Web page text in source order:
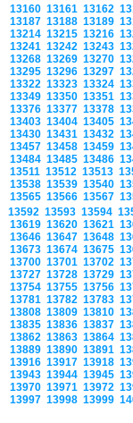
13160 13161 13162
13187 13188 13189
13214 13215 13216
13241 13242 13243
13268 13269 13270
13295 13296 13297
13322 13323 13324
13349 13350 13351
13376 13377 13378
13403 13404 13405
13430 13431 13432
13457 13458 13459
13484 13485 13486
13511 13512 13513
13538 13539 13540
13565 13566 13567
13592 13593 13594
13619 13620 13621
13646 13647 13648
13673 13674 13675
13700 13701 13702
13727 13728 13729
13754 13755 13756
13781 13782 13783
13808 13809 13810
13835 13836 13837
13862 13863 13864
13889 13890 13891
13916 13917 13918
13943 13944 13945
13970 13971 13972
13997 13998 13999